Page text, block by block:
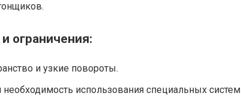
ограничения:
и узкие повороты.
необходимость использования специальных систем